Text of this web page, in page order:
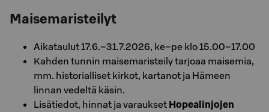
Maisemaristeilyt
Aikataulut 17.6.–31.7.2026, ke–pe klo 15.00–17.00
Kahden tunnin maisemaristeily tarjoaa maisemia,
mm. historialliset kirkot, kartanot ja Hämeen
linnan vedeltä käsin.
Lisätiedot, hinnat ja varaukset Hopealinjojen